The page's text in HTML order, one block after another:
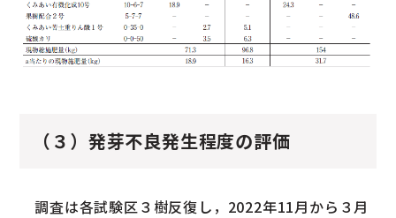
（３）発芽不良発生程度の評価
調査は各試験区３樹反復し，2022年11月から３月